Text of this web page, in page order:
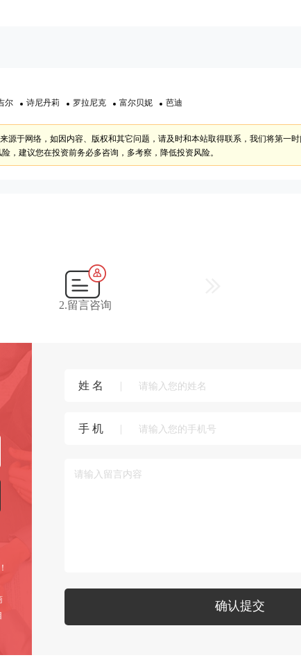
尔 诗尼丹莉 罗拉尼克 富尔贝妮 芭迪
源于网络，如因内容、版权和其它问题，请及时和本站取得联系，我们将第一时
，建议您在投资前务必多咨询，多考察，降低投资风险。
2.留言咨询
姓 名 |
手 机 |